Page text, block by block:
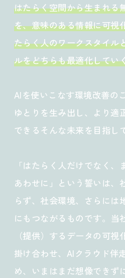
はたらく空間から生まれる
を、意味のある情報に可視
たらく人のワークスタイル
ルをどちらも最適化してい
AIを使いこなす環境改善の
ゆとりを生み出し、より適
できるそんな未来を目指し
「はたらく人だけでなく、
あわせに」という誓いは、
らず、社会環境、さらには
にもつながるものです。当
（提供）するデータの可視
掛け合わせ、AIクラウド伴
め、いまはまだ想像できず